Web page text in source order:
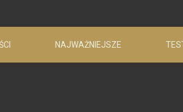
NAJWAŻNIEJSZE